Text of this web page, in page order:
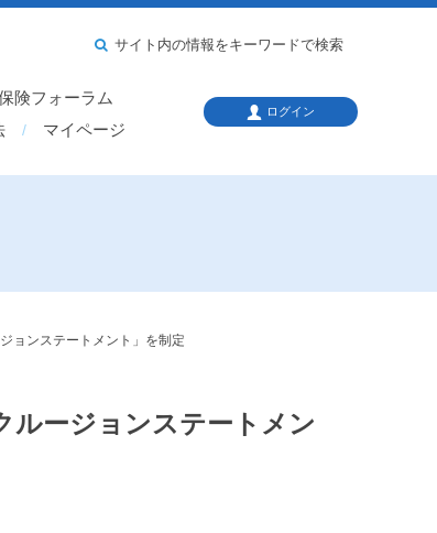
険フォーラム
マイページ
サイト内の情報をキーワードで検索
ログイン
ョンステートメント」を制定
ルージョンステートメン